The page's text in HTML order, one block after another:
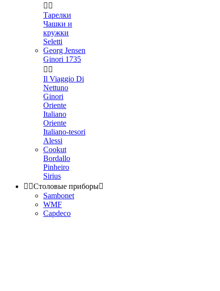
 
Тарелки
Чашки и
кружки
Seletti
Georg Jensen
Ginori 1735
 
Il Viaggio Di
Nettuno
Ginori
Oriente
Italiano
Oriente
Italiano-tesori
Alessi
Cookut
Bordallo
Pinheiro
Sirius
 Столовые приборы
Sambonet
WMF
Capdeco